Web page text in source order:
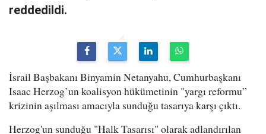
reddedildi.
İsrail Başbakanı Binyamin Netanyahu, Cumhurbaşkanı
Isaac Herzog’un koalisyon hükümetinin "yargı reformu”
krizinin aşılması amacıyla sunduğu tasarıya karşı çıktı.
Herzog'un sunduğu "Halk Tasarısı" olarak adlandırılan